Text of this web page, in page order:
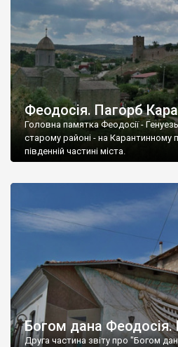
Феодосія. Пагорб
Головна памятка Феодосії -
старому районі - на Карантинному
південній частині міста.
Богом дана Феодосія.
Друга частина звіту про "Богом